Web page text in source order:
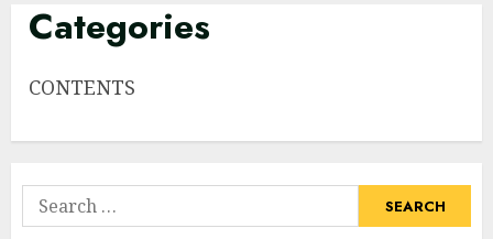
Categories
CONTENTS
Search
for: